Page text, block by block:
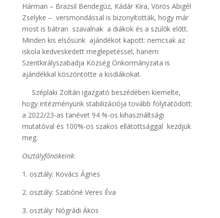
Hárman – Brazsil Bendegúz, Kádár Kíra, Vörös Abigél
Zselyke – versmondással is bizonyították, hogy már
most is bátran szavalnak a diákok és a szülők előtt.
Minden kis elsősünk ajándékot kapott: nemcsak az
iskola kedveskedett meglepetéssel, hanem
Szentkirályszabadja Község Önkormányzata is
ajándékkal köszöntötte a kisdiákokat.
Széplaki Zoltán igazgató beszédében kiemelte,
hogy intézményünk stabilizációja tovább folytatódott:
a 2022/23-as tanévet 94 %-os kihasználtsági
mutatóval és 100%-os szakos ellátottsággal kezdjük
meg.
Osztályfőnökeink:
1. osztály: Kovács Ágnes
2. osztály: Szabóné Veres Éva
3. osztály: Nógrádi Ákos